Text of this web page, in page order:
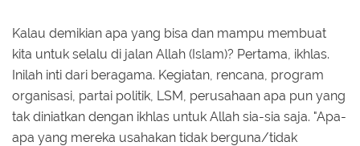
Kalau demikian apa yang bisa dan mampu membuat
kita untuk selalu di jalan Allah (Islam)? Pertama, ikhlas.
Inilah inti dari beragama. Kegiatan, rencana, program
organisasi, partai politik, LSM, perusahaan apa pun yang
tak diniatkan dengan ikhlas untuk Allah sia-sia saja. "Apa-
apa yang mereka usahakan tidak berguna/tidak